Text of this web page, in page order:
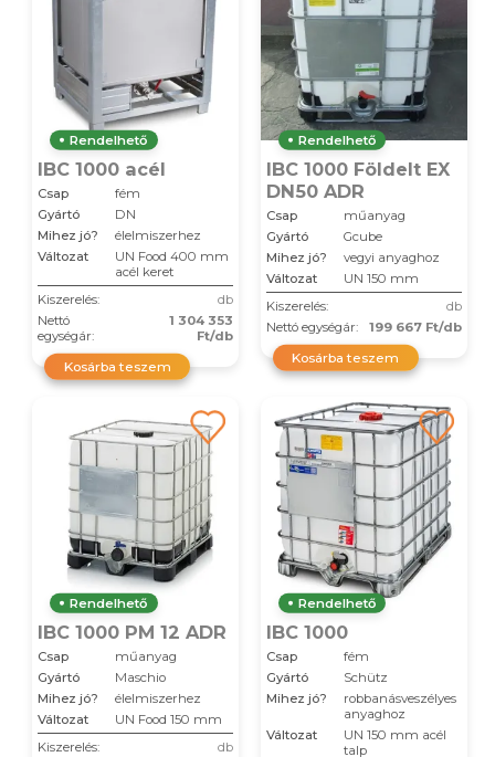
Rendelhető
IBC 1000 acél
Csap
fém
Gyártó
DN
Mihez jó?
élelmiszerhez
Változat
UN Food 400 mm
acél keret
Kiszerelés:
db
Nettó
egységár:
1 304 353
Ft/db
Kosárba teszem
Rendelhető
IBC 1000 Földelt EX
DN50 ADR
Csap
műanyag
Gyártó
Gcube
Mihez jó?
vegyi anyaghoz
Változat
UN 150 mm
Kiszerelés:
db
Nettó egységár:
199 667 Ft/db
Kosárba teszem
Rendelhető
IBC 1000 PM 12 ADR
Csap
műanyag
Gyártó
Maschio
Mihez jó?
élelmiszerhez
Változat
UN Food 150 mm
Kiszerelés:
db
Rendelhető
IBC 1000
Csap
fém
Gyártó
Schütz
Mihez jó?
robbanásveszélyes
anyaghoz
Változat
UN 150 mm acél
talp